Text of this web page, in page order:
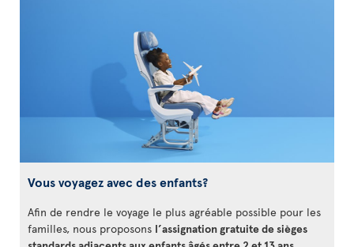
Vous voyagez avec des enfants?
Afin de rendre le voyage le plus agréable possible pour les
familles, nous proposons l’assignation gratuite de sièges